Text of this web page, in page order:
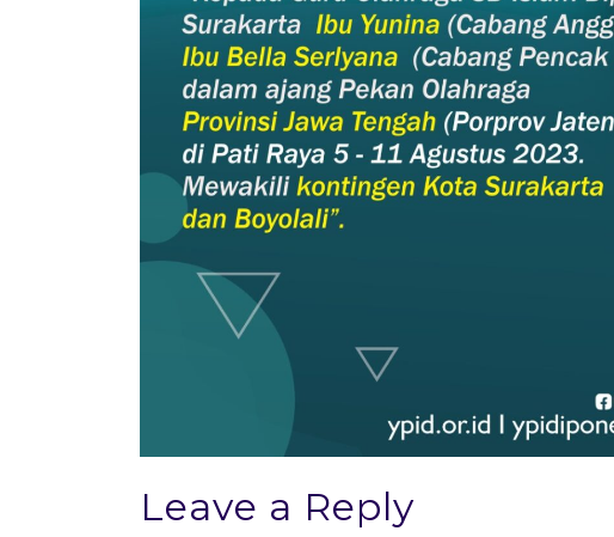
Leave a Reply